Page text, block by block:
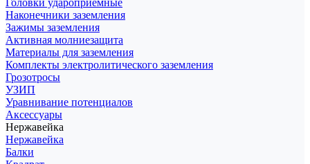
Головки удароприемные
Наконечники заземления
Зажимы заземления
Активная молниезащита
Материалы для заземления
Комплекты электролитического заземления
Грозотросы
УЗИП
Уравнивание потенциалов
Аксессуары
Нержавейка
Нержавейка
Балки